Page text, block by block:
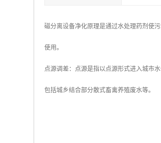
磁分离设备净化原理是通过水处理药剂使
使用。
点源调差：点源是指以点源形式进入城市
包括城乡结合部分散式畜禽养殖废水等。